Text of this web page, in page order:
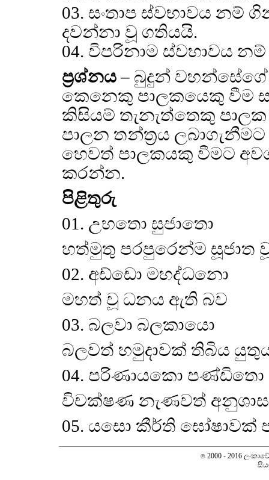
03. සංතාප ස්වභාවය
දවන්නා වූ ගතියයි.
04. විපරිනාම ස්වභාවය
ප්‍රශ්නය– බුදුන්
කෙනෙකු පාලකයෙකු වීම
කිසියම් තැනැත්තෙකු
පාලන තන්ත්‍රය
හෙවත් පාලකයකු වීමට
කරන්න.
පිළිතුරු
01. උභතො සුජාතො
හත්මුතු පරපුරෙන්ම සූජාත
02. අඩ්ඩො මහද්ධනො
මහත් වූ ධනය ඇති බව
03. බලවා බලකායො
බලවත් හමුදාවක් තිබිය
04. පරිණායකො පණ්ඩිතො
විචක්ෂණ නැණවත්
05. යසො කීර්ති ඝෝෂාවක්
©2000 - 2016